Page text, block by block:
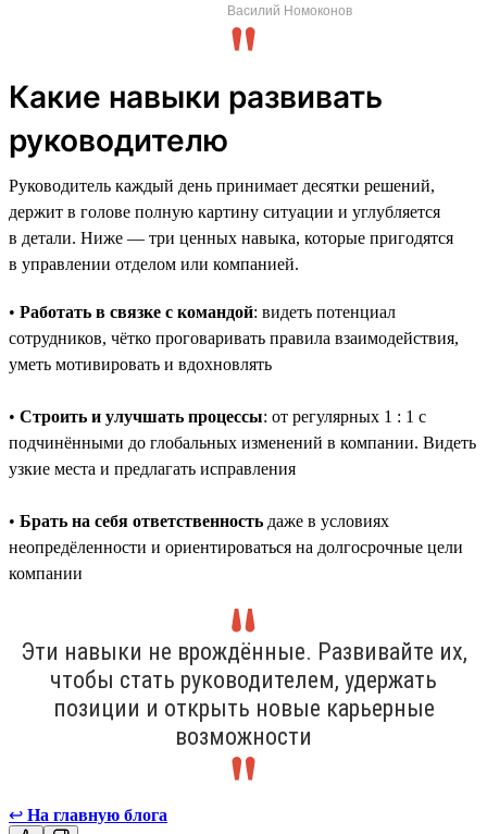
Василий Номоконов
Какие навыки развивать
руководителю
Руководитель каждый день принимает десятки решений,
держит в голове полную картину ситуации и углубляется
в детали. Ниже — три ценных навыка, которые пригодятся
в управлении отделом или компанией.
• Работать в связке с командой: видеть потенциал
сотрудников, чётко проговаривать правила взаимодействия,
уметь мотивировать и вдохновлять
• Строить и улучшать процессы: от регулярных 1 : 1 с
подчинёнными до глобальных изменений в компании. Видеть
узкие места и предлагать исправления
• Брать на себя ответственность даже в условиях
неопредёленности и ориентироваться на долгосрочные цели
компании
Эти навыки не врождённые. Развивайте их,
чтобы стать руководителем, удержать
позиции и открыть новые карьерные
возможности
↩ На главную блога